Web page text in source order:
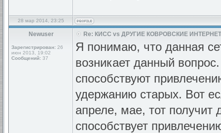
28 мар 2014, 23:25
Newuser
Зарегистрирован: 26
июн 2013, 19:02
Сообщений: 37
Re: КИСС vs ДРУГИЕ КОВРОВСКИЕ
Я понимаю, что данная
возникает данный
способствуют
удержанию старых. Вот
апреле, мае, тот получит
способствует